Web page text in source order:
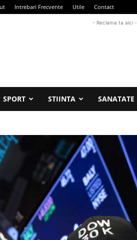
Intrebari Frecvente Utile Contact
- Reclama ta aici -
SPORT STIINTA SANATATE